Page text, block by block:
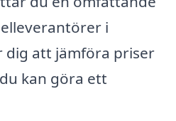
i
dig att jämföra priser
kan göra ett